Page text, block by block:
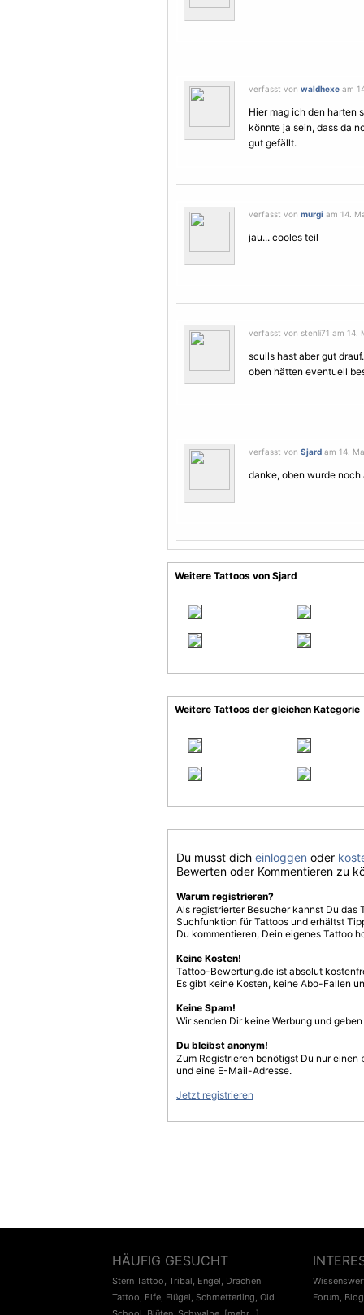
verfasst von waldhexe am
Hier mag ich den harten
könnte ja sein, dass da
gut gefällt.
verfasst von murgi am 14.
jau... cooles teil
verfasst von stenli71 am 14.
sculls hast aber gut
oben hätten eventuell
verfasst von Sjard am 14.
danke, oben wurde
Weitere Tattoos von Sjard
Weitere Tattoos der gleichen Kategorie
Du musst dich einloggen oder
Bewerten oder Kommentieren zu
Warum registrieren?
Als registrierter Besucher kannst Du
Suchfunktion für Tattoos und erhältst
Du kommentieren, Dein eigenes Tattoo
Keine Kosten!
Tattoo-Bewertung.de ist absolut
Es gibt keine Kosten, keine Abo-Fallen
Keine Spam!
Wir senden Dir keine Werbung und
Du bleibst anonym!
Zum Registrieren benötigst Du nur einen
und eine E-Mail-Adresse.
Jetzt registrieren
HÄUFIG GESUCHT
Stern Tattoo, Tribal, Engel, Drachen
Tattoo, Elfe, Flügel, Schmetterling, Old
Forum, Blog